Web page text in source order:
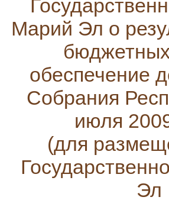
Марий Эл о
обеспечение
Собрания
июля
(для
Эл